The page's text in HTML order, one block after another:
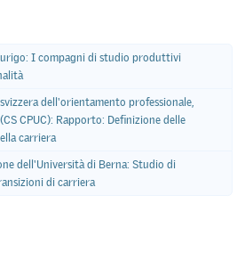
I compagni di studio produttivi
dell'orientamento professionale,
CPUC): Rapporto: Definizione delle
carriera
dell'Università di Berna: Studio di
di carriera